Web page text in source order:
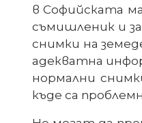
в Софийската
съмишленик и
снимки на
адекватна
нормални
къде са